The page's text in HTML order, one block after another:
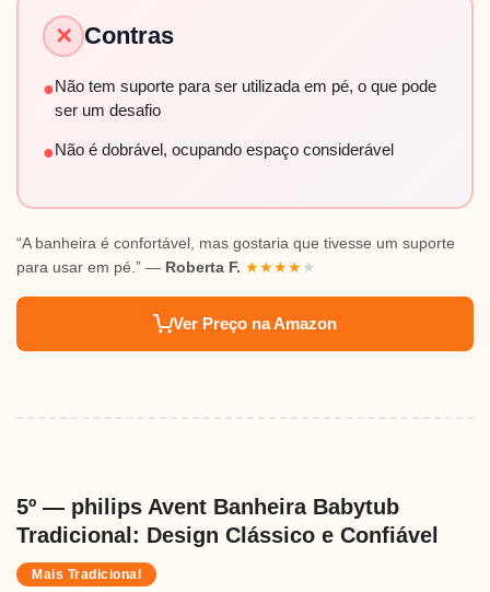
✕ Contras
●Não tem suporte para ser utilizada em pé, o que pode
ser um desafio
●Não é dobrável, ocupando espaço considerável
“A banheira é confortável, mas gostaria que tivesse um suporte
para usar em pé.” — Roberta F. ★★★★★
Ver Preço na Amazon
5º — philips Avent Banheira Babytub
Tradicional: Design Clássico e Confiável
Mais Tradicional